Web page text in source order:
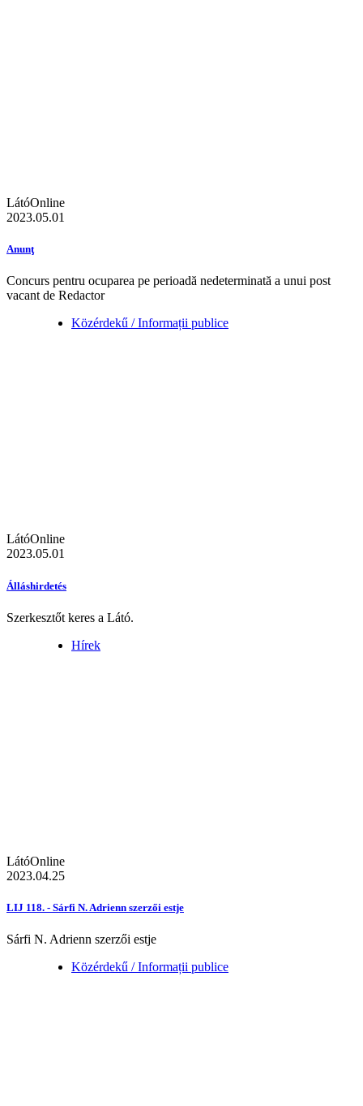
LátóOnline
2023.05.01
Anunţ
Concurs pentru ocuparea pe perioadă nedeterminată a unui post
vacant de Redactor
Közérdekű / Informații publice
LátóOnline
2023.05.01
Álláshirdetés
Szerkesztőt keres a Látó.
Hírek
LátóOnline
2023.04.25
LIJ 118. - Sárfi N. Adrienn szerzői estje
Sárfi N. Adrienn szerzői estje
Közérdekű / Informații publice